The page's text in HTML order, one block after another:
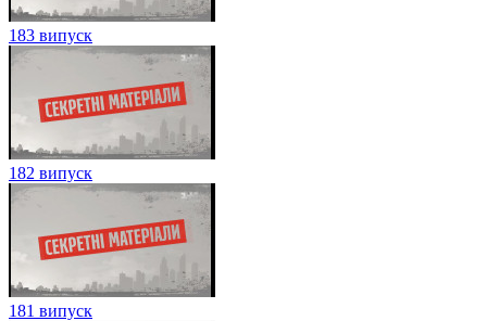
183 випуск
182 випуск
181 випуск